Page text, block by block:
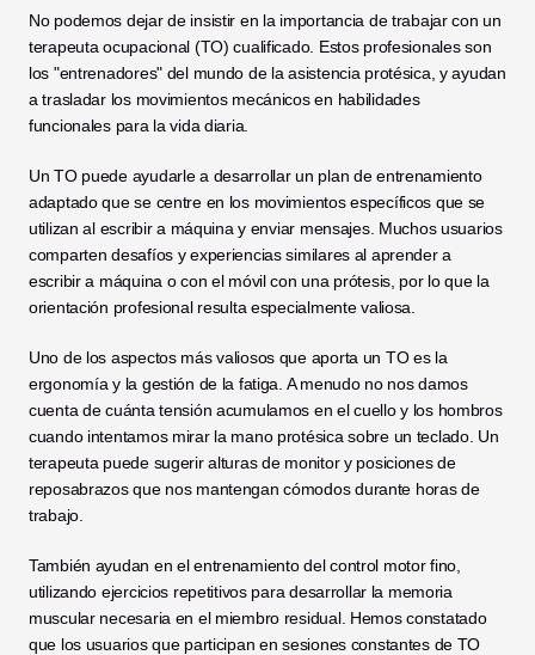
No podemos dejar de insistir en la importancia de trabajar con un
terapeuta ocupacional (TO) cualificado. Estos profesionales son
los "entrenadores" del mundo de la asistencia protésica, y ayudan
a trasladar los movimientos mecánicos en habilidades
funcionales para la vida diaria.
Un TO puede ayudarle a desarrollar un plan de entrenamiento
adaptado que se centre en los movimientos específicos que se
utilizan al escribir a máquina y enviar mensajes. Muchos usuarios
comparten desafíos y experiencias similares al aprender a
escribir a máquina o con el móvil con una prótesis, por lo que la
orientación profesional resulta especialmente valiosa.
Uno de los aspectos más valiosos que aporta un TO es la
ergonomía y la gestión de la fatiga. A menudo no nos damos
cuenta de cuánta tensión acumulamos en el cuello y los hombros
cuando intentamos mirar la mano protésica sobre un teclado. Un
terapeuta puede sugerir alturas de monitor y posiciones de
reposabrazos que nos mantengan cómodos durante horas de
trabajo.
También ayudan en el entrenamiento del control motor fino,
utilizando ejercicios repetitivos para desarrollar la memoria
muscular necesaria en el miembro residual. Hemos constatado
que los usuarios que participan en sesiones constantes de TO